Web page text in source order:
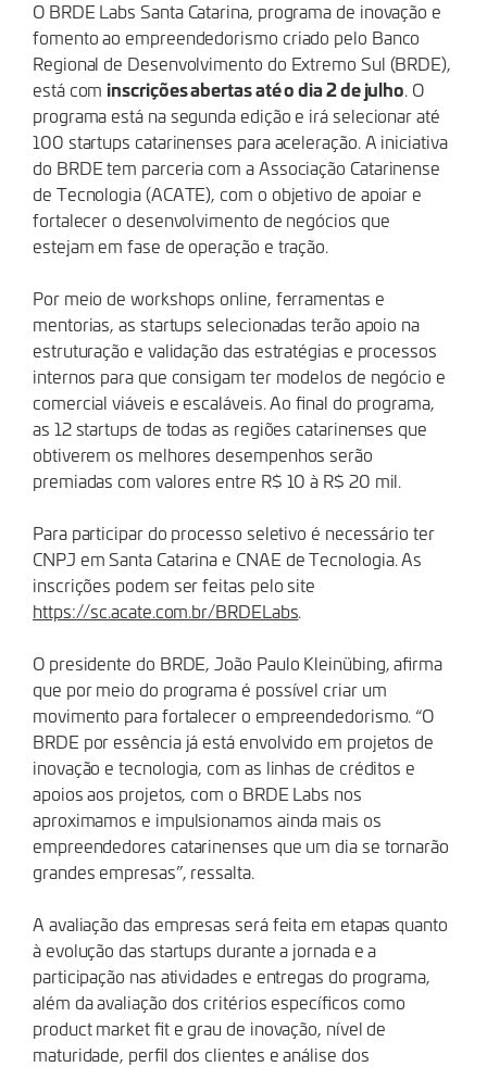
O BRDE Labs Santa Catarina, programa de inovação e
fomento ao empreendedorismo criado pelo Banco
Regional de Desenvolvimento do Extremo Sul (BRDE),
está cominscrições abertas até o dia 2 de julho. O
programa está na segunda edição e irá selecionar até
100 startups catarinenses para aceleração. A iniciativa
do BRDE tem parceria com a Associação Catarinense
de Tecnologia (ACATE), com o objetivo de apoiar e
fortalecer o desenvolvimento de negócios que
estejam em fase de operação e tração.
Por meio de workshops online, ferramentas e
mentorias, as startups selecionadas terão apoio na
estruturação e validação das estratégias e processos
internos para que consigam ter modelos de negócio e
comercial viáveis e escaláveis. Ao final do programa,
as 12 startups de todas as regiões catarinenses que
obtiverem os melhores desempenhos serão
premiadas com valores entre R$ 10 à R$ 20 mil.
Para participar do processo seletivo é necessário ter
CNPJ em Santa Catarina e CNAE de Tecnologia. As
inscrições podem ser feitas pelo site
https://sc.acate.com.br/BRDELabs.
O presidente do BRDE, João Paulo Kleinübing, afirma
que por meio do programa é possível criar um
movimento para fortalecer o empreendedorismo. “O
BRDE por essência já está envolvido em projetos de
inovação e tecnologia, com as linhas de créditos e
apoios aos projetos, com o BRDE Labs nos
aproximamos e impulsionamos ainda mais os
empreendedores catarinenses que um dia se tornarão
grandes empresas”, ressalta.
A avaliação das empresas será feita em etapas quanto
à evolução das startups durante a jornada e a
participação nas atividades e entregas do programa,
além da avaliação dos critérios específicos como
product market fit e grau de inovação, nível de
maturidade, perfil dos clientes e análise dos